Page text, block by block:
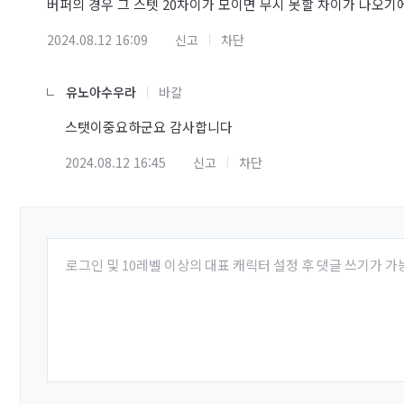
버퍼의 경우 그 스텟 20차이가 모이면 무시 못할 차이가 나오기
2024.08.12 16:09 신고 차단
유노아수우라 바칼
스탯이중요하군요 감사합니다
2024.08.12 16:45 신고 차단
로그인 및 10레벨 이상의 대표 캐릭터 설정 후 댓글 쓰기가 가